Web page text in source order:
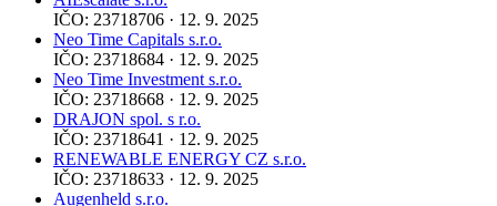
IČO: 23718706 · 12. 9. 2025
Neo Time Capitals s.r.o.
IČO: 23718684 · 12. 9. 2025
Neo Time Investment s.r.o.
IČO: 23718668 · 12. 9. 2025
DRAJON spol. s r.o.
IČO: 23718641 · 12. 9. 2025
RENEWABLE ENERGY CZ s.r.o.
IČO: 23718633 · 12. 9. 2025
Augenheld s.r.o.